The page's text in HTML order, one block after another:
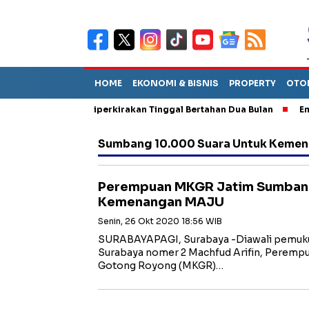
HOME EKONOMI & BISNIS PROPERTY
Sebut TPA Diperkirakan Tinggal Bertahan Dua Bulan Empat
Sumbang 10.000 Suara Untuk
Perempuan MKGR Jatim
Kemenangan MAJU
Senin, 26 Okt 2020 18:56 WIB
SURABAYAPAGI, Surabaya -Diawali
Surabaya nomer 2 Machfud Arifin,
Gotong Royong (MKGR)…